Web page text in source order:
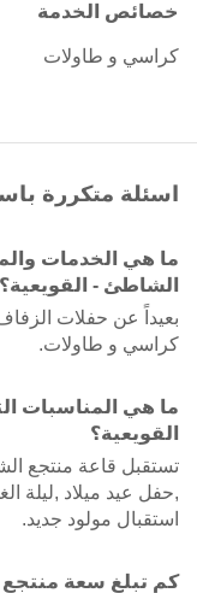
خصائص الخدمة
كراسي و طاولات
اسئلة متكررة
ما هي الخدمات
الشاطئ - القويعية؟
بعيداً عن حفلات
كراسي و طاولات.
ما هي المناسبات
القويعية؟
تستقبل قاعة منتجع
,حفل عيد ميلاد ,ليلة
استقبال مولود جديد.
كم تبلغ سعة منتجع